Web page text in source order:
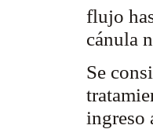
flujo
cánula
Se
ingreso